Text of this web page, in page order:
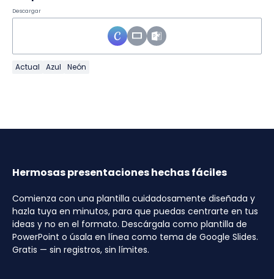
Descargar
Actual Azul Neón
Hermosas presentaciones hechas fáciles
Comienza con una plantilla cuidadosamente diseñada y
hazla tuya en minutos, para que puedas centrarte en tus
ideas y no en el formato. Descárgala como plantilla de
PowerPoint o úsala en línea como tema de Google Slides.
Gratis — sin registros, sin límites.